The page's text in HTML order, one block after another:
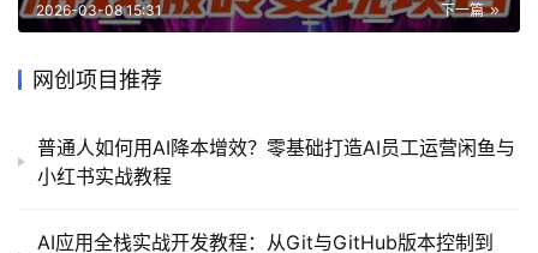
下一篇
2026-03-08 15:31
网创项目推荐
普通人如何用AI降本增效？零基础打造AI员工运营闲鱼与
小红书实战教程
AI应用全栈实战开发教程：从Git与GitHub版本控制到